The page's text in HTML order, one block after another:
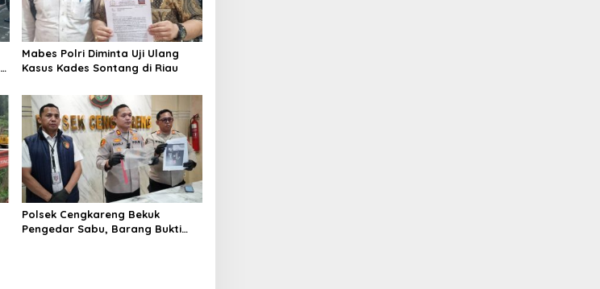
Mabes Polri Diminta Uji Ulang
Kasus Kades Sontang di Riau
Polsek Cengkareng Bekuk
Pengedar Sabu, Barang Bukti